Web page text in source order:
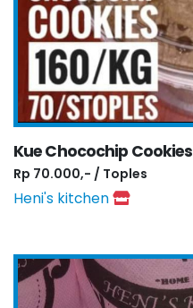
Kue Chocochip Cookies
Rp 70.000,- / Toples
Heni's kitchen